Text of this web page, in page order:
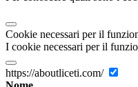
Cookie necessari per il
I cookie necessari per il
https://aboutliceti.com/